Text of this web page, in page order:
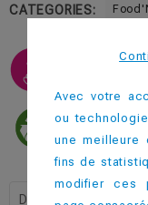
CATEGORIES:
Description
Avec votre
ou
une meilleure
fins de
modifier ces